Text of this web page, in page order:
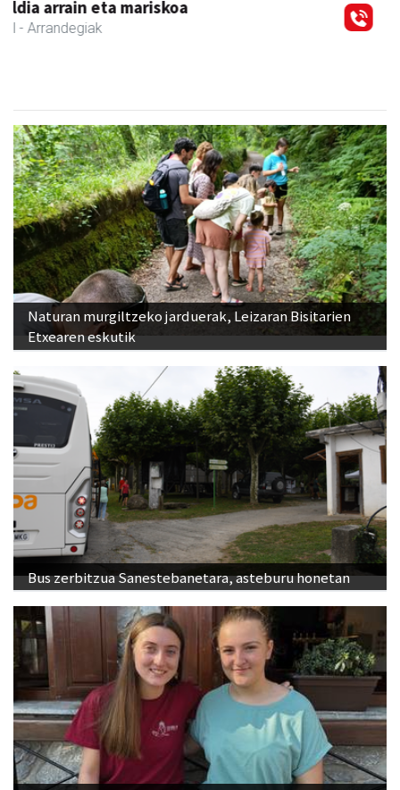
Naturan murgiltzeko jarduerak, Leizaran Bisitarien
Etxearen eskutik
Bus zerbitzua Sanestebanetara, asteburu honetan
"Ostiraleko kontzertu gaua izaten da jaietako
jendetsuena"